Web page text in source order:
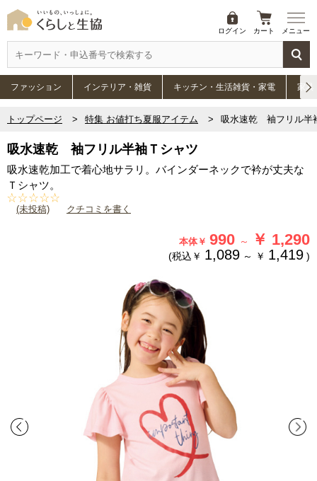
ログイン カート メニュー
ファッション インテリア・雑貨 キッチン・生活雑貨・家電 家具
トップページ 特集 お値打ち夏服アイテム 吸水速乾 袖フリル半
吸水速乾 袖フリル半袖Ｔシャツ
吸水速乾加工で着心地サラリ。バインダーネックで衿が丈夫な
Ｔシャツ。
(未投稿) クチコミを書く
本体￥ 990 ～ ￥ 1,290
(税込￥ 1,089 ～ ￥ 1,419 )